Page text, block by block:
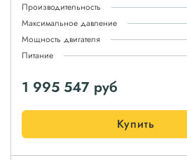
Производительность
Максимальное давление
Мощность двигателя
Питание
1 995 547 руб
Купить